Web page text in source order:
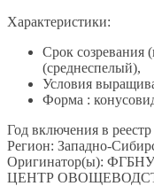
Характеристики:
Срок созревания
(среднеспелый),
Условия
Форма :
Год включения в
Регион: Западно-
Оригинатор(ы):
ЦЕНТР